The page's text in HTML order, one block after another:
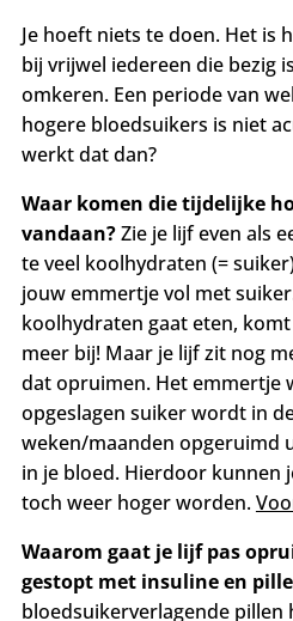
Je hoeft niets te doen. Het is
bij vrijwel iedereen die bezig
omkeren. Een periode van
hogere bloedsuikers is niet
werkt dat dan?
Waar komen die tijdelijke
vandaan?Zie je lijf even als
te veel koolhydraten (=
jouw emmertje vol met
koolhydraten gaat eten,
meer bij! Maar je lijf zit nog
dat opruimen. Het emmertje
opgeslagen suiker wordt in
weken/maanden opgeruimd
in je bloed. Hierdoor kunnen
toch weer hoger worden.
Waarom gaat je lijf pas
gestopt met insuline en
bloedsuikerverlagende